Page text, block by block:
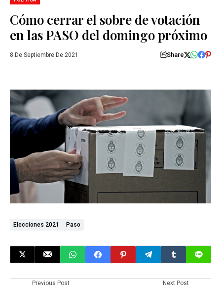
Cómo cerrar el sobre de votación
en las PASO del domingo próximo
8 De Septiembre De 2021 Share
Elecciones 2021 Paso
Previous Post Next Post